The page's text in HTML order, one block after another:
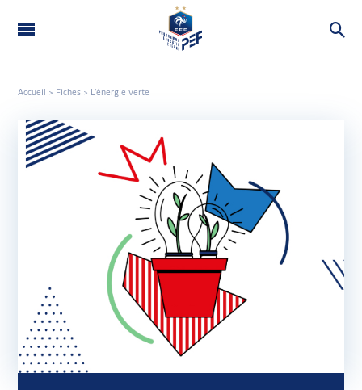
ROUE DU PEF
OUTILS
CONTACT
ENVOYER UNE ACTION
Accueil > Fiches > L’énergie verte